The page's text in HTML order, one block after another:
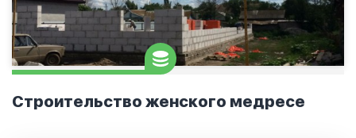
Строительство женского медресе